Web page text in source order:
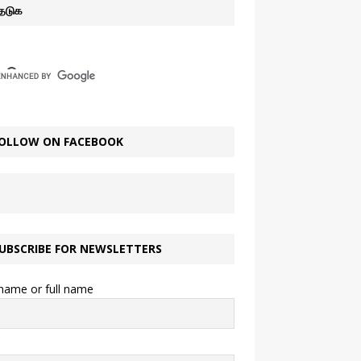
ON FACEBOOK
FOR NEWSLETTERS
or full name